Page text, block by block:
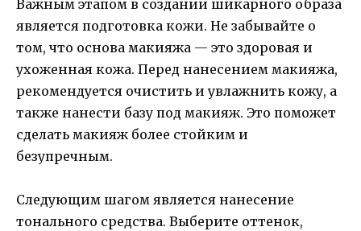
Важным этапом в создании шикарного образа
является подготовка кожи. Не забывайте о
том, что основа макияжа — это здоровая и
ухоженная кожа. Перед нанесением макияжа,
рекомендуется очистить и увлажнить кожу, а
также нанести базу под макияж. Это поможет
сделать макияж более стойким и
безупречным.
Следующим шагом является нанесение
тонального средства. Выберите оттенок,